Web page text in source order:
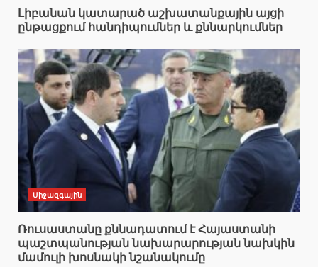
Լիբանան կատարած աշխատանքային այցի
ընթացքում հանդիպումներ և քննարկումներ
Միջազգային
Ռուսաստանը քննադատում է Հայաստանի
պաշտպանության նախարարության նախկին
մամուլի խոսնակի նշանակումը